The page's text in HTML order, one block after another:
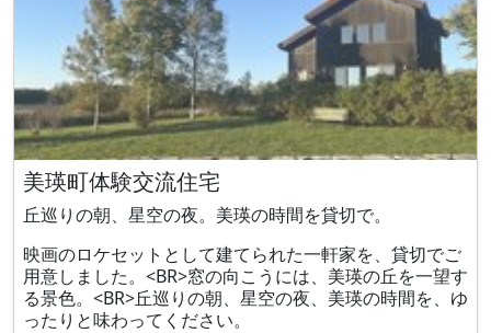
美瑛町体験交流住宅
丘巡りの朝、星空の夜。美瑛の時間を貸切で。
映画のロケセットとして建てられた一軒家を、貸切でご
用意しました。<BR>窓の向こうには、美瑛の丘を一望す
る景色。<BR>丘巡りの朝、星空の夜、美瑛の時間を、ゆ
ったりと味わってください。